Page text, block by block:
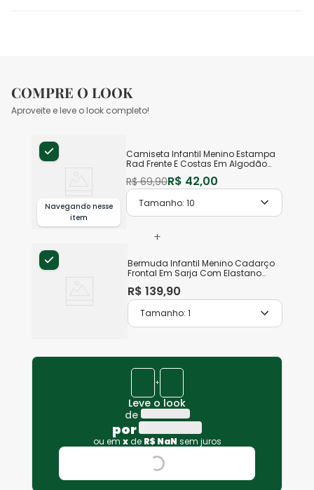
COMPRE O LOOK
Aproveite e leve o look completo!
Navegando nesse
item
Camiseta Infantil Menino Estampa
Rad Frente E Costas Em Algodão
Malwee Kids
R$ 69,90R$ 42,00
Tamanho:10
+
Bermuda Infantil Menino Cadarço
Frontal Em Sarja Com Elastano
R$ 139,90
Tamanho:1
+
Leve o look
de
por
ou em x de R$ NaN sem juros